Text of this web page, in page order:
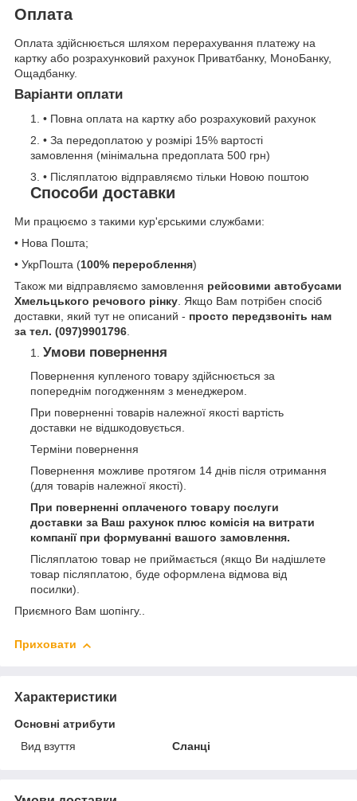
Оплата
Оплата здійснюється шляхом перерахування платежу на
картку або розрахунковий рахунок Приватбанку, МоноБанку,
Ощадбанку.
Варіанти оплати
• Повна оплата на картку або розрахуковий рахунок
• За передоплатою у розмірі 15% вартості
замовлення (мінімальна предоплата 500 грн)
• Післяплатою відправляємо тільки Новою поштою
Способи доставки
Ми працюємо з такими кур'єрськими службами:
• Нова Пошта;
• УкрПошта (100% перероблення)
Також ми відправляємо замовлення рейсовими автобусами
Хмельцького речового рінку . Якщо Вам потрібен спосіб
доставки, який тут не описаний - просто передзвоніть нам
за тел. (097)9901796
Умови повернення
Повернення купленого товару здійснюється за
попереднім погодженням з менеджером.
При поверненні товарів належної якості вартість
доставки не відшкодовується.
Терміни повернення
Повернення можливе протягом 14 днів після отримання
(для товарів належної якості).
При поверненні оплаченого товару послуги
доставки за Ваш рахунок плюс комісія на витрати
компанії при формуванні вашого замовлення.
Післяплатою товар не приймається (якщо Ви надішлете
товар післяплатою, буде оформлена відмова від
посилки).
Приємного Вам шопінгу..
Приховати
Характеристики
Основні атрибути
Вид взуття
Сланці